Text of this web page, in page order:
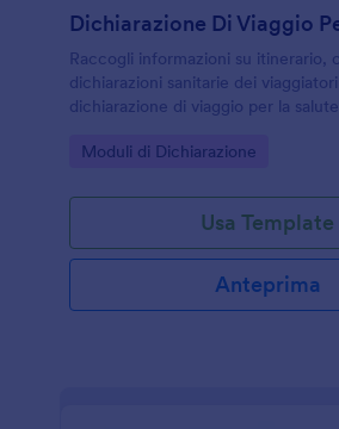
Raccogli informazioni su itinerario,
dichiarazioni sanitarie dei
dichiarazione di viaggio per la
accoglienza e organizzazioni che
Go to Category:
Moduli di Dichiarazione
Usa Template
Anteprima